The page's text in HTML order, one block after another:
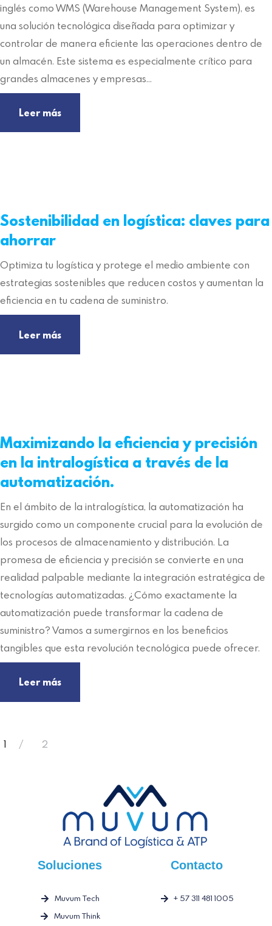
inglés como WMS (Warehouse Management System), es
una solución tecnológica diseñada para optimizar y
controlar de manera eficiente las operaciones dentro de
un almacén. Este sistema es especialmente crítico para
grandes almacenes y empresas…
Leer más
Sostenibilidad en logística: claves para
ahorrar
Optimiza tu logística y protege el medio ambiente con
estrategias sostenibles que reducen costos y aumentan la
eficiencia en tu cadena de suministro.
Leer más
Maximizando la eficiencia y precisión
en la intralogística a través de la
automatización.
En el ámbito de la intralogística, la automatización ha
surgido como un componente crucial para la evolución de
los procesos de almacenamiento y distribución. La
promesa de eficiencia y precisión se convierte en una
realidad palpable mediante la integración estratégica de
tecnologías automatizadas. ¿Cómo exactamente la
automatización puede transformar la cadena de
suministro? Vamos a sumergirnos en los beneficios
tangibles que esta revolución tecnológica puede ofrecer.
Leer más
1 2
Soluciones
Muvum Tech
Muvum Think
Contacto
+ 57 311 481 1005